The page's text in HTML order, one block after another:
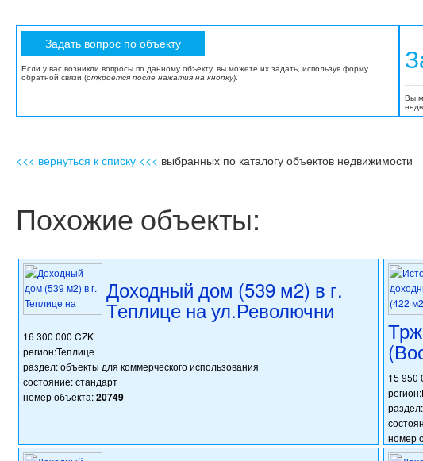
Если у вас возникли вопросы по данному объекту, вы можете их задать, используя форму
обратной связи (откроется после нажатия на кнопку).
Вы
<<< вернуться к списку <<< выбранных по каталогу объектов недвижимости
Похожие объекты:
Доходный дом (539 м2) в г.
Теплице на ул.Револючни
16 300 000 CZK
регион:Теплице
раздел: объекты для коммерческого использования
состояние: стандарт
номер объекта:20749
15 950
номер